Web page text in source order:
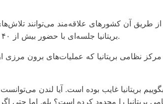
طریق آن کشورهای علاقه‌مند می‌توانند
بریتانیا جلسه‌ای با حضور بیش از ۴۰ کشور به همراه نهادهای بین‌المللی مانند سازمان بین‌المللی دریانوردی برای رسیدگی به این موضوع تشکیل داد.
مرکز نظامی بریتانیا که عملیات‌های برون
بگوییم بریتانیا غایب بوده است. آیا لندن